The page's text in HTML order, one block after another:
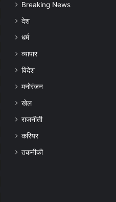
Breaking News
देश
धर्म
व्यापार
विदेश
मनोरंजन
खेल
राजनीती
करियर
तकनीकी